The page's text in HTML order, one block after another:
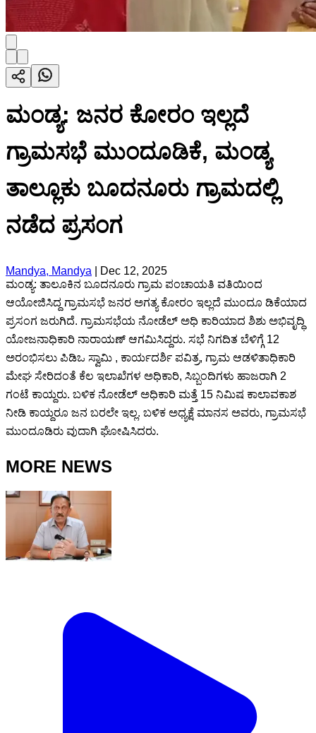
ಮಂಡ್ಯ: ಜನರ ಕೋರಂ ಇಲ್ಲದೆ
ಗ್ರಾಮಸಭೆ ಮುಂದೂಡಿಕೆ, ಮಂಡ್ಯ
ತಾಲ್ಲೂಕು ಬೂದನೂರು ಗ್ರಾಮದಲ್ಲಿ
ನಡೆದ ಪ್ರಸಂಗ
Mandya, Mandya
Dec 12, 2025
ಮಂಡ್ಯ: ತಾಲೂಕಿನ ಬೂದನೂರು ಗ್ರಾಮ ಪಂಚಾಯತಿ ವತಿಯಿಂದ
ಆಯೋಜಿಸಿದ್ದ ಗ್ರಾಮಸಭೆ ಜನರ ಅಗತ್ಯ ಕೋರಂ ಇಲ್ಲದೆ ಮುಂದೂ ಡಿಕೆಯಾದ
ಪ್ರಸಂಗ ಜರುಗಿದೆ. ಗ್ರಾಮಸಭೆಯ ನೋಡೆಲ್ ಅಧಿ ಕಾರಿಯಾದ ಶಿಶು ಅಭಿವೃದ್ಧಿ
ಯೋಜನಾಧಿಕಾರಿ ನಾರಾಯಣ್ ಆಗಮಿಸಿದ್ದರು. ಸಭೆ ನಿಗದಿತ ಬೆಳಿಗ್ಗೆ 12
ಅರಂಭಿಸಲು ಪಿಡಿಒ ಸ್ವಾಮಿ , ಕಾರ್ಯದರ್ಶಿ ಪವಿತ್ರ, ಗ್ರಾಮ ಆಡಳಿತಾಧಿಕಾರಿ
ಮೇಘ ಸೇರಿದಂತೆ ಕೆಲ ಇಲಾಖೆಗಳ ಅಧಿಕಾರಿ, ಸಿಬ್ಬಂದಿಗಳು ಹಾಜರಾಗಿ 2
ಗಂಟೆ ಕಾಯ್ದರು. ಬಳಿಕ ನೋಡೆಲ್ ಅಧಿಕಾರಿ ಮತ್ತೆ 15 ನಿಮಿಷ ಕಾಲಾವಕಾಶ
ನೀಡಿ ಕಾಯ್ದರೂ ಜನ ಬರಲೇ ಇಲ್ಲ. ಬಳಿಕ ಅಧ್ಯಕ್ಷೆ ಮಾನಸ ಅವರು, ಗ್ರಾಮಸಭೆ
ಮುಂದೂಡಿರು ವುದಾಗಿ ಘೋಷಿಸಿದರು.
MORE NEWS